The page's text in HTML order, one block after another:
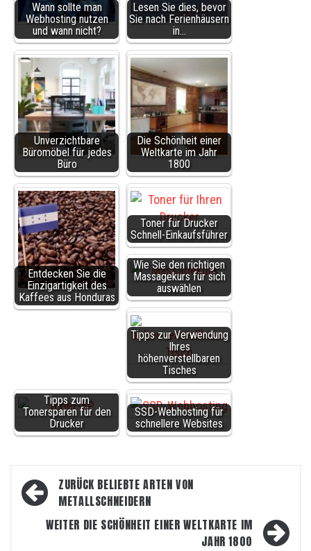
Wann sollte man
Webhosting nutzen
und wann nicht?
Lesen Sie dies, bevor
Sie nach Ferienhäusern
in…
Unverzichtbare
Büromöbel für jedes
Büro
Die Schönheit einer
Weltkarte im Jahr
1800
Entdecken Sie die
Einzigartigkeit des
Kaffees aus Honduras
Toner für Drucker
Schnell-Einkaufsführer
Wie Sie den richtigen
Massagekurs für sich
auswählen
Tipps zur Verwendung
Ihres
höhenverstellbaren
Tisches
Tipps zum
Tonersparen für den
Drucker
SSD-Webhosting für
schnellere Websites
Beitragsnavigation
ZURÜCK BELIEBTE ARTEN VON
METALLSCHNEIDERN
WEITER DIE SCHÖNHEIT EINER WELTKARTE IM
JAHR 1800